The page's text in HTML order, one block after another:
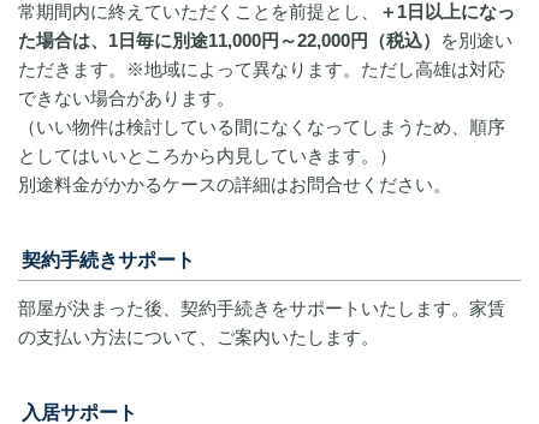
常期間内に終えていただくことを前提とし、
＋1日 以上になっ
た場合は、1日毎に別途11,000円～22,000円（税込）
を別途い
ただきます。※地域によって異なります。ただし高雄は対応
できない場合があります。
（いい物件は検討している間になくなってしまうため、順序
としてはいいところから内見していきます。）
別途料金がかかるケースの詳細はお問合せください。
契約手続きサポート
部屋が決まった後、契約手続きをサポートいたします。家賃
の支払い方法について、ご案内いたします。
入居サポート